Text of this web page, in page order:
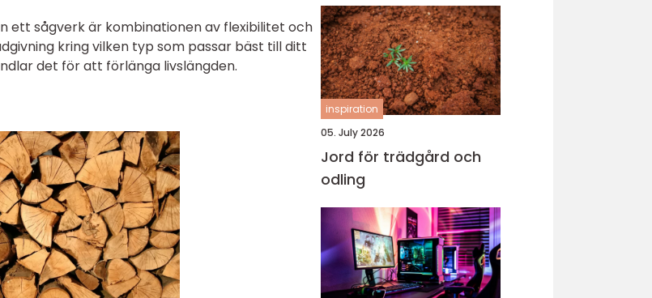
ett sågverk är kombinationen av flexibilitet och
kring vilken typ som passar bäst till ditt
det för att förlänga livslängden.
inspiration
05. July 2026
Jord för trädgård och
odling